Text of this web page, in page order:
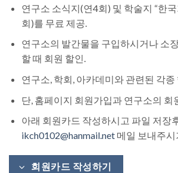
연구소 소식지(연4회) 및 학술지 “한
회)를 무료 제공.
연구소의 발간물을 구입하시거나 소
할 때 회원 할인.
연구소, 학회, 아카데미와 관련된 각
단, 홈페이지 회원가입과 연구소의 회
아래 회원카드 작성하시고 파일 저장
ikch0102@hanmail.net메일 보내주시
회원카드 작성하기